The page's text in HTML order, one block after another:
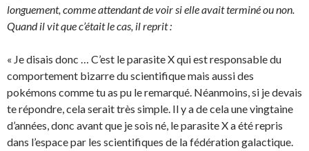
longuement, comme attendant de voir si elle avait terminé ou non.
Quand il vit que c’était le cas, il reprit :
« Je disais donc … C’est le parasite X qui est responsable du
comportement bizarre du scientifique mais aussi des
pokémons comme tu as pu le remarqué. Néanmoins, si je devais
te répondre, cela serait très simple. Il y a de cela une vingtaine
d’années, donc avant que je sois né, le parasite X a été repris
dans l’espace par les scientifiques de la fédération galactique.